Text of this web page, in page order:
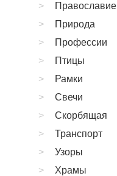
Православие
Природа
Профессии
Птицы
Рамки
Свечи
Скорбящая
Транспорт
Узоры
Храмы